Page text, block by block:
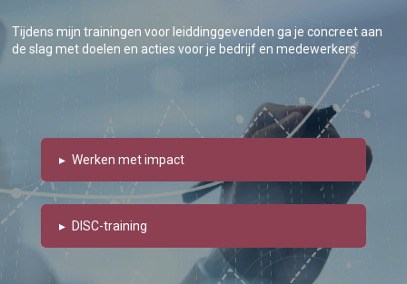
Tijdens mijn trainingen voor leiddinggevenden ga je concreet aan
de slag met doelen en acties voor je bedrijf en medewerkers.
▸ Werken met impact
▸ DISC-training